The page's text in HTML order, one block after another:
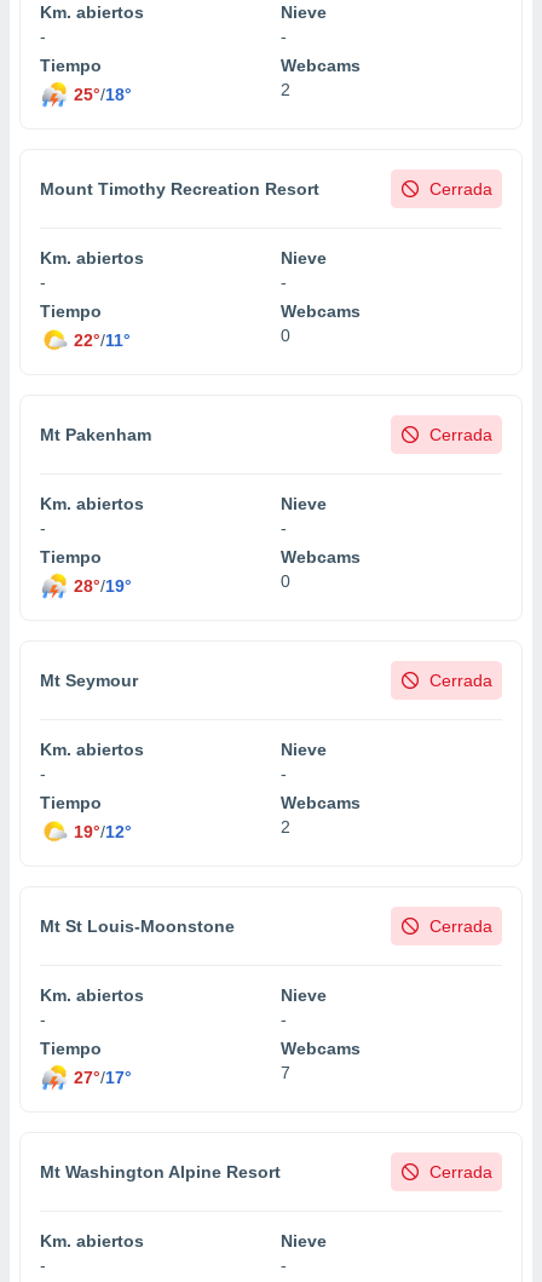
Km. abiertos
-
Nieve
-
Tiempo
25°/18°
Webcams
2
Mount Timothy Recreation Resort Cerrada
Km. abiertos
-
Nieve
-
Tiempo
22°/11°
Webcams
0
Mt Pakenham Cerrada
Km. abiertos
-
Nieve
-
Tiempo
28°/19°
Webcams
0
Mt Seymour Cerrada
Km. abiertos
-
Nieve
-
Tiempo
19°/12°
Webcams
2
Mt St Louis-Moonstone Cerrada
Km. abiertos
-
Nieve
-
Tiempo
27°/17°
Webcams
7
Mt Washington Alpine Resort Cerrada
Km. abiertos
-
Nieve
-